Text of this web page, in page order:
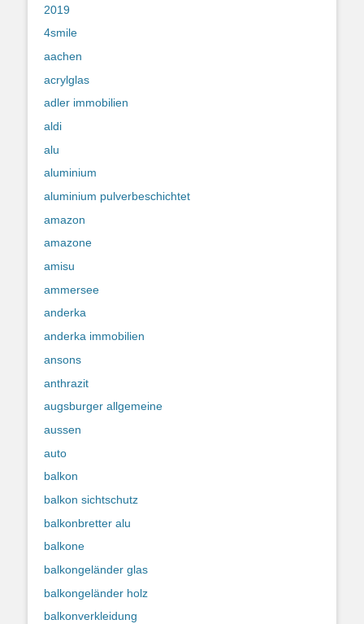
2019
4smile
aachen
acrylglas
adler immobilien
aldi
alu
aluminium
aluminium pulverbeschichtet
amazon
amazone
amisu
ammersee
anderka
anderka immobilien
ansons
anthrazit
augsburger allgemeine
aussen
auto
balkon
balkon sichtschutz
balkonbretter alu
balkone
balkongeländer glas
balkongeländer holz
balkonverkleidung